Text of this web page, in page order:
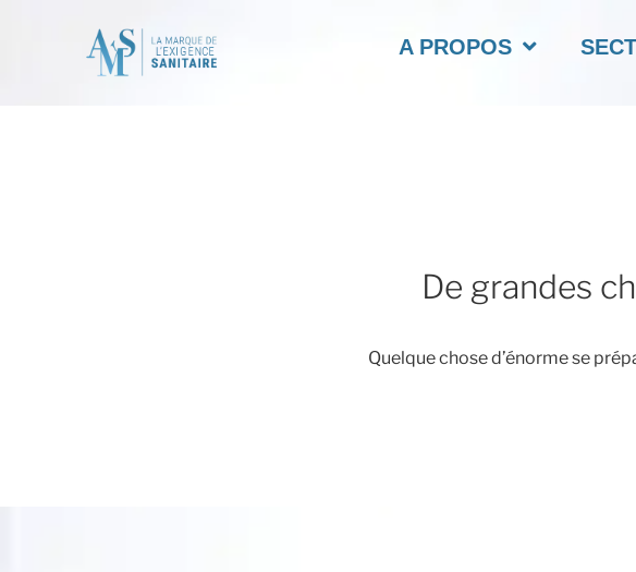
A PROPOS
De grandes
Quelque chose d’énorme se